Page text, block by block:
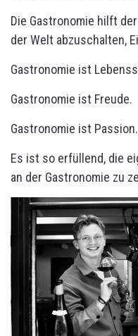
Die Gastronomie hilft
der Welt abzuschalten,
Gastronomie ist
Gastronomie ist Freude.
Gastronomie ist Passion.
Es ist so erfüllend, die
an der Gastronomie zu